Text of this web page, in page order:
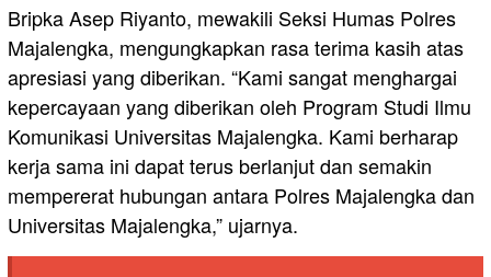
Bripka Asep Riyanto, mewakili Seksi Humas Polres
Majalengka, mengungkapkan rasa terima kasih atas
apresiasi yang diberikan. “Kami sangat menghargai
kepercayaan yang diberikan oleh Program Studi Ilmu
Komunikasi Universitas Majalengka. Kami berharap
kerja sama ini dapat terus berlanjut dan semakin
mempererat hubungan antara Polres Majalengka dan
Universitas Majalengka,” ujarnya.